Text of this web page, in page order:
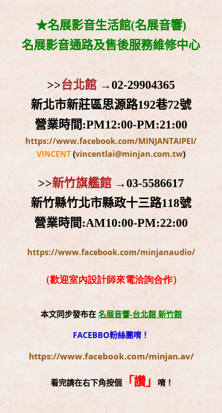
★名展影音生活館(名展音響)
名展影音通路及售後服務維修中心
>>台北館 →02-29904365
新北市新莊區思源路192巷72號
營業時間:PM12:00-PM:21:00
https://www.facebook.com/MINJANTAIPEI/
VINCENT(vincentlai@minjan.com.tw)
>>新竹旗艦館 → 03-5586617
新竹縣竹北市縣政十三路118號
營業時間:AM10:00-PM:22:00
https://www.facebook.com/minjanaudio/
（歡迎室內設計師來電洽詢合作）
本文同步發布在名展音響-台北館 新竹館
FACEBBO粉絲團唷！
https://www.facebook.com/minjan.av/
看完請在右下角按個 「讚」 唷！